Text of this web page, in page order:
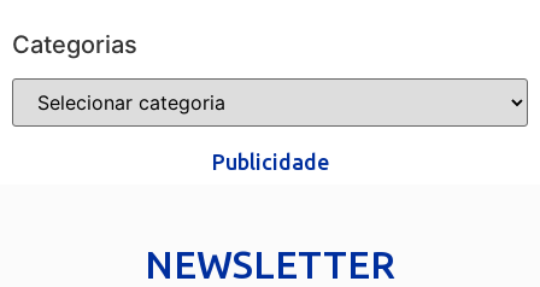
Categorias
Publicidade
NEWSLETTER